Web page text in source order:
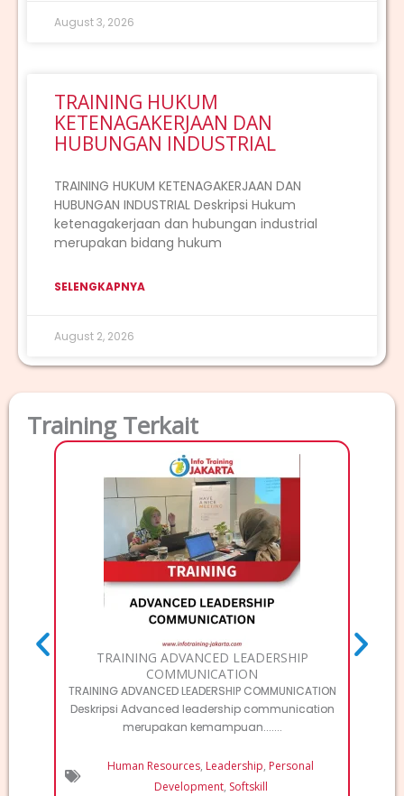
August 3, 2026
TRAINING HUKUM
KETENAGAKERJAAN DAN
HUBUNGAN INDUSTRIAL
TRAINING HUKUM KETENAGAKERJAAN DAN
HUBUNGAN INDUSTRIAL Deskripsi Hukum
ketenagakerjaan dan hubungan industrial
merupakan bidang hukum
SELENGKAPNYA
August 2, 2026
Training Terkait
TRAINING ADVANCED LEADERSHIP
COMMUNICATION
TRAINING ADVANCED LEADERSHIP COMMUNICATION
Deskripsi Advanced leadership communication
merupakan kemampuan.......
Human Resources, Leadership, Personal
Development, Softskill